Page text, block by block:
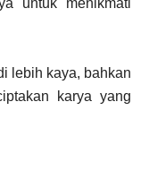
untuk menikmati
lebih kaya, bahkan
karya yang